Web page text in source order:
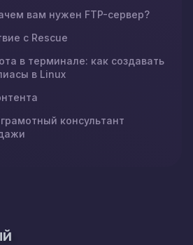
вам нужен FTP-сервер?
с Rescue
в терминале: как создавать
в Linux
консультант